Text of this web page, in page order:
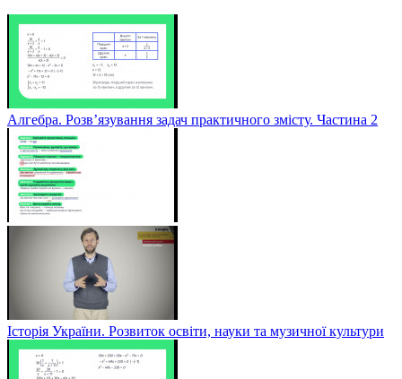
Алгебра. Розв’язування задач практичного змісту. Частина 2
Історія України. Розвиток освіти, науки та музичної культури